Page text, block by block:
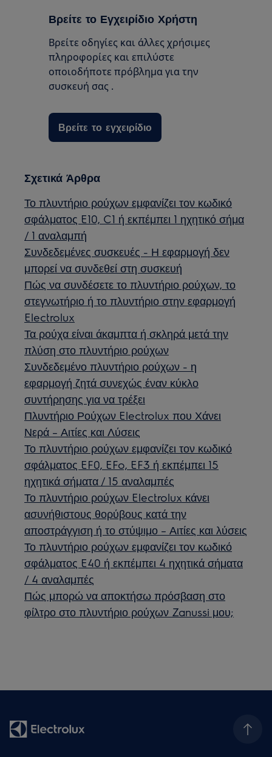
Βρείτε το Εγχειρίδιο Χρήστη
Βρείτε οδηγίες και άλλες χρήσιμες
πληροφορίες και επιλύστε
οποιοδήποτε πρόβλημα για την
συσκευή σας .
Βρείτε το εγχειρίδιο
Σχετικά Άρθρα
Το πλυντήριο ρούχων εμφανίζει τον κωδικό
σφάλματος E10, C1 ή εκπέμπει 1 ηχητικό σήμα
/ 1 αναλαμπή
Συνδεδεμένες συσκευές - Η εφαρμογή δεν
μπορεί να συνδεθεί στη συσκευή
Πώς να συνδέσετε το πλυντήριο ρούχων, το
στεγνωτήριο ή το πλυντήριο στην εφαρμογή
Electrolux
Τα ρούχα είναι άκαμπτα ή σκληρά μετά την
πλύση στο πλυντήριο ρούχων
Συνδεδεμένο πλυντήριο ρούχων - η
εφαρμογή ζητά συνεχώς έναν κύκλο
συντήρησης για να τρέξει
Πλυντήριο Ρούχων Electrolux που Χάνει
Νερά – Αιτίες και Λύσεις
Το πλυντήριο ρούχων εμφανίζει τον κωδικό
σφάλματος EF0, EFo, EF3 ή εκπέμπει 15
ηχητικά σήματα / 15 αναλαμπές
Το πλυντήριο ρούχων Electrolux κάνει
ασυνήθιστους θορύβους κατά την
αποστράγγιση ή το στύψιμο – Αιτίες και λύσεις
Το πλυντήριο ρούχων εμφανίζει τον κωδικό
σφάλματος E40 ή εκπέμπει 4 ηχητικά σήματα
/ 4 αναλαμπές
Πώς μπορώ να αποκτήσω πρόσβαση στο
φίλτρο στο πλυντήριο ρούχων Zanussi μου;